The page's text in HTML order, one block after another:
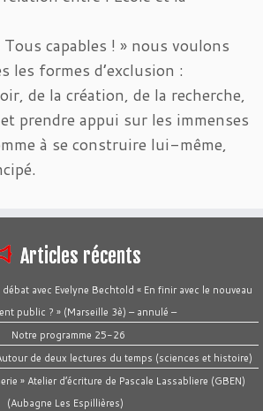
capables ! » nous voulons
les formes d’exclusion :
de la création, de la recherche,
prendre appui sur les immenses
à se construire lui-même,
Articles récents
avec Evelyne Bechtold « En finir avec le nouveau
public ? » (Marseille 3è) – annulé –
Notre programme 25-26
de deux lectures du temps (sciences et histoire)
» Atelier d’écriture de Pascale Lassabliere (GBEN)
(Aubagne Les Espillières)